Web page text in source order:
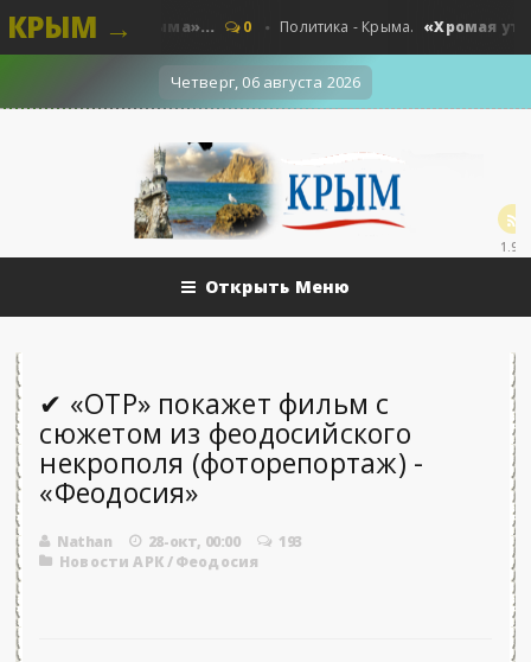
КРЫМ →
Крыма»... 0 Политика - Крыма. «Хромая утка» с
Четверг, 06 августа 2026
1.9k
Открыть Меню
✔ «ОТР» покажет фильм с
сюжетом из феодосийского
некрополя (фоторепортаж) -
«Феодосия»
Nathan 28-окт, 00:00
193
Новости АРК/Феодосия